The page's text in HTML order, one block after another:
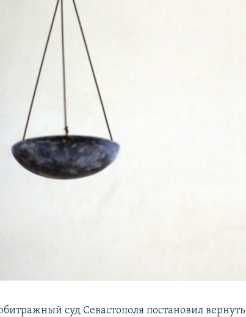
суд Севастополя постановил вернуть